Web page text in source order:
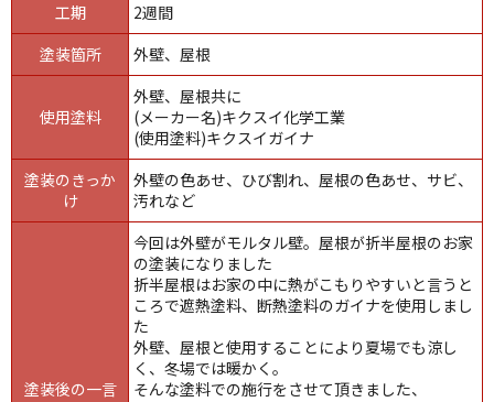
工期
2週間
塗装箇所
外壁、屋根
使用塗料
外壁、屋根共に
(メーカー名)キクスイ化学工業
(使用塗料)キクスイガイナ
塗装のきっか
け
外壁の色あせ、ひび割れ、屋根の色あせ、サビ、
汚れなど
塗装後の一言
今回は外壁がモルタル壁。屋根が折半屋根のお家
の塗装になりました
折半屋根はお家の中に熱がこもりやすいと言うと
ころで遮熱塗料、断熱塗料のガイナを使用しまし
た
外壁、屋根と使用することにより夏場でも涼し
く、冬場では暖かく。
そんな塗料での施行をさせて頂きました、